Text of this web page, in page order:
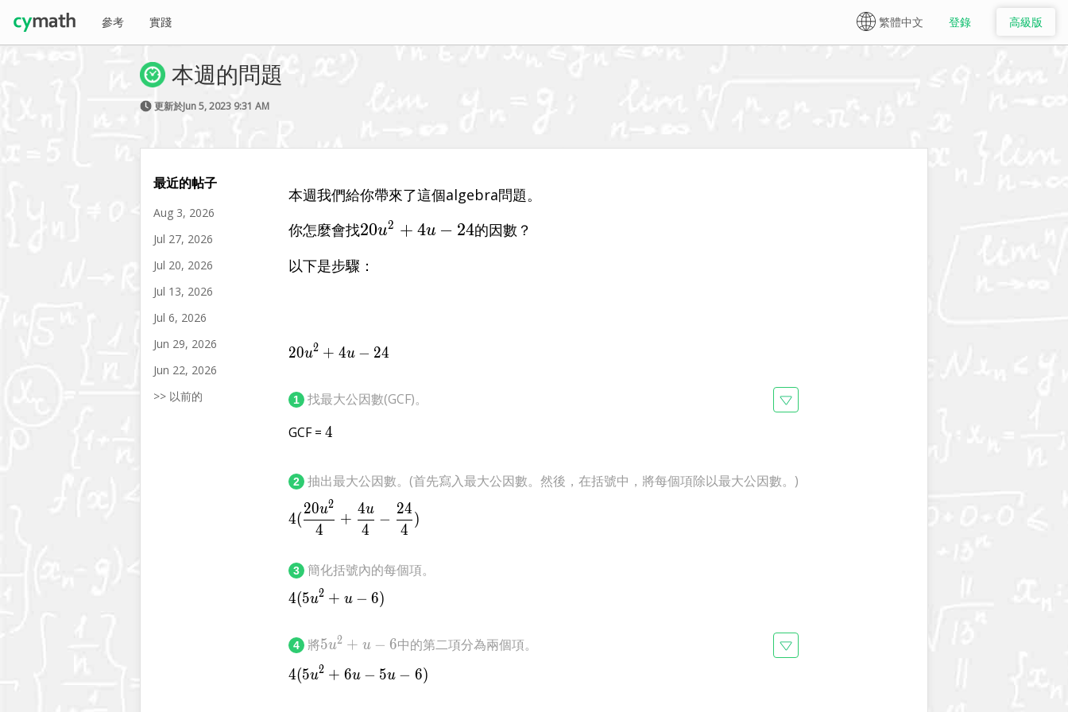
參考 實踐 高級版
登錄
繁體中文
本週的問題
更新於Jun 5, 2023 9:31 AM
最近的帖子
Aug 3, 2026
Jul 27, 2026
Jul 20, 2026
Jul 13, 2026
Jul 6, 2026
Jun 29, 2026
Jun 22, 2026
>> 以前的
本週我們給你帶來了這個algebra問題。
你怎麼會找20{u}^{2}+4u-
20u2 + 4u − 24的因數？
以下是步驟：
20{u}^{2}+4u-24
20u2 + 4u − 24
1
找最大公因數(GCF)。
GCF = 4
4
2
抽出最大公因數。(首先寫入最大公因數。然後，在括號中，將每個項除以最大公因數。)
4(\frac{20{u}^{2}}{4}+\frac{4u}{4}-\frac{24}{4})
4(
4
20u2
+
4
4u
−
4
24
)
3
簡化括號內的每個項。
4(5{u}^{2}+u-6)
4(5u2 + u − 6)
4 將5{u}^{2}+u-
6
5u2 + u − 6中的第二項分為兩個項。
4(5{u}^{2}+6u-5u-6)
4(5u2 + 6u − 5u − 6)